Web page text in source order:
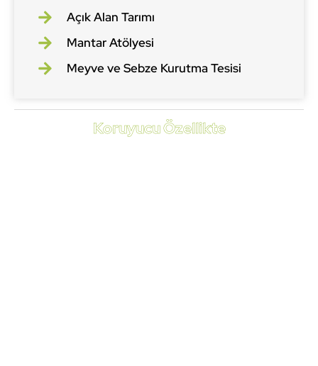
Açık Alan Tarımı
Mantar Atölyesi
Meyve ve Sebze Kurutma Tesisi
Koruyucu Özellikte